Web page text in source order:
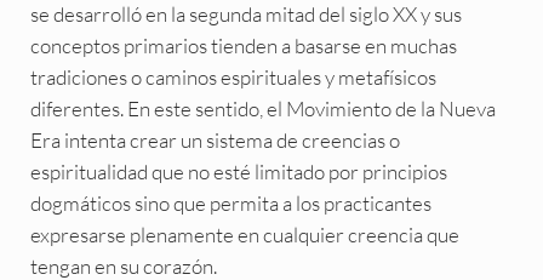
se desarrolló en la segunda mitad del siglo XX y sus
conceptos primarios tienden a basarse en muchas
tradiciones o caminos espirituales y metafísicos
diferentes. En este sentido, el Movimiento de la Nueva
Era intenta crear un sistema de creencias o
espiritualidad que no esté limitado por principios
dogmáticos sino que permita a los practicantes
expresarse plenamente en cualquier creencia que
tengan en su corazón.